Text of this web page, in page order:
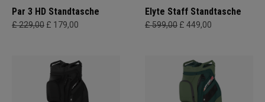
Par 3 HD Standtasche
£ 229,00 £ 179,00
Elyte Staff Standtasche
£ 599,00 £ 449,00